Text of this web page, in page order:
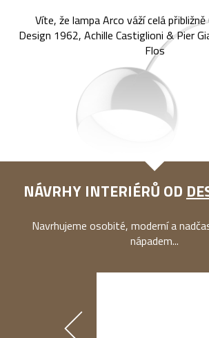
Víte, že lampa Arco váží celá
Design 1962, Achille Castiglioni & Pier
Flos
NÁVRHY INTERIÉRŮ OD
Navrhujeme osobité, moderní a
nápadem...